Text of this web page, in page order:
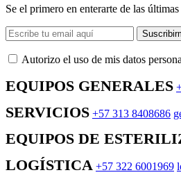
Se el primero en enterarte de las
Autorizo ​​el uso de mis datos
EQUIPOS GENERALES
SERVICIOS +57 313 8408686
EQUIPOS DE
LOGÍSTICA +57 322 6001969